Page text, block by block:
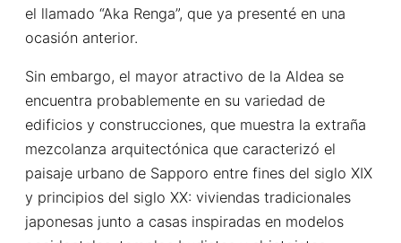
el llamado “Aka Renga”, que ya presenté en una
ocasión anterior.
Sin embargo, el mayor atractivo de la Aldea se
encuentra probablemente en su variedad de
edificios y construcciones, que muestra la extraña
mezcolanza arquitectónica que caracterizó el
paisaje urbano de Sapporo entre fines del siglo XIX
y principios del siglo XX: viviendas tradicionales
japonesas junto a casas inspiradas en modelos